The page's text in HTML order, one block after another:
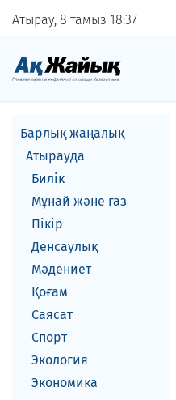
Атырау, 8 тамыз 18 37
Барлық жаңалық
Атырауда
Билік
Мұнай және газ
Пікір
Денсаулық
Мәдениет
Қоғам
Саясат
Спорт
Экология
Экономика